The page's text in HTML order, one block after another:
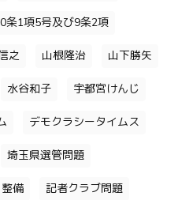
条1項5号及び9条2項
之 山根隆治 山下勝矢
水谷和子 宇都宮けんじ
デモクラシータイムス
埼玉県選管問題
備 記者クラブ問題